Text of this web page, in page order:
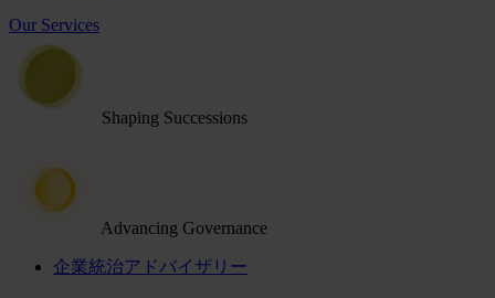
Our Services
Shaping Successions
Advancing Governance
企業統治アドバイザリー